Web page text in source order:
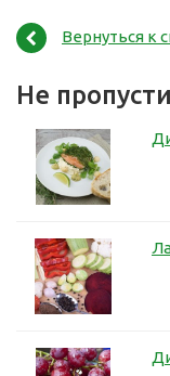
Вернуться к
Не